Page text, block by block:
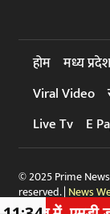
होम मध्य
Viral Video
Live Tv
E
© 2025 Prime
reserved. | News